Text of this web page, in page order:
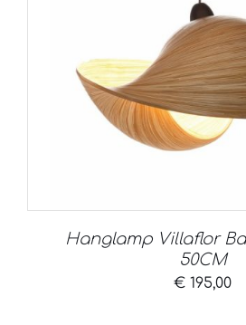
Hanglamp Villaflor
50CM
€ 195,00